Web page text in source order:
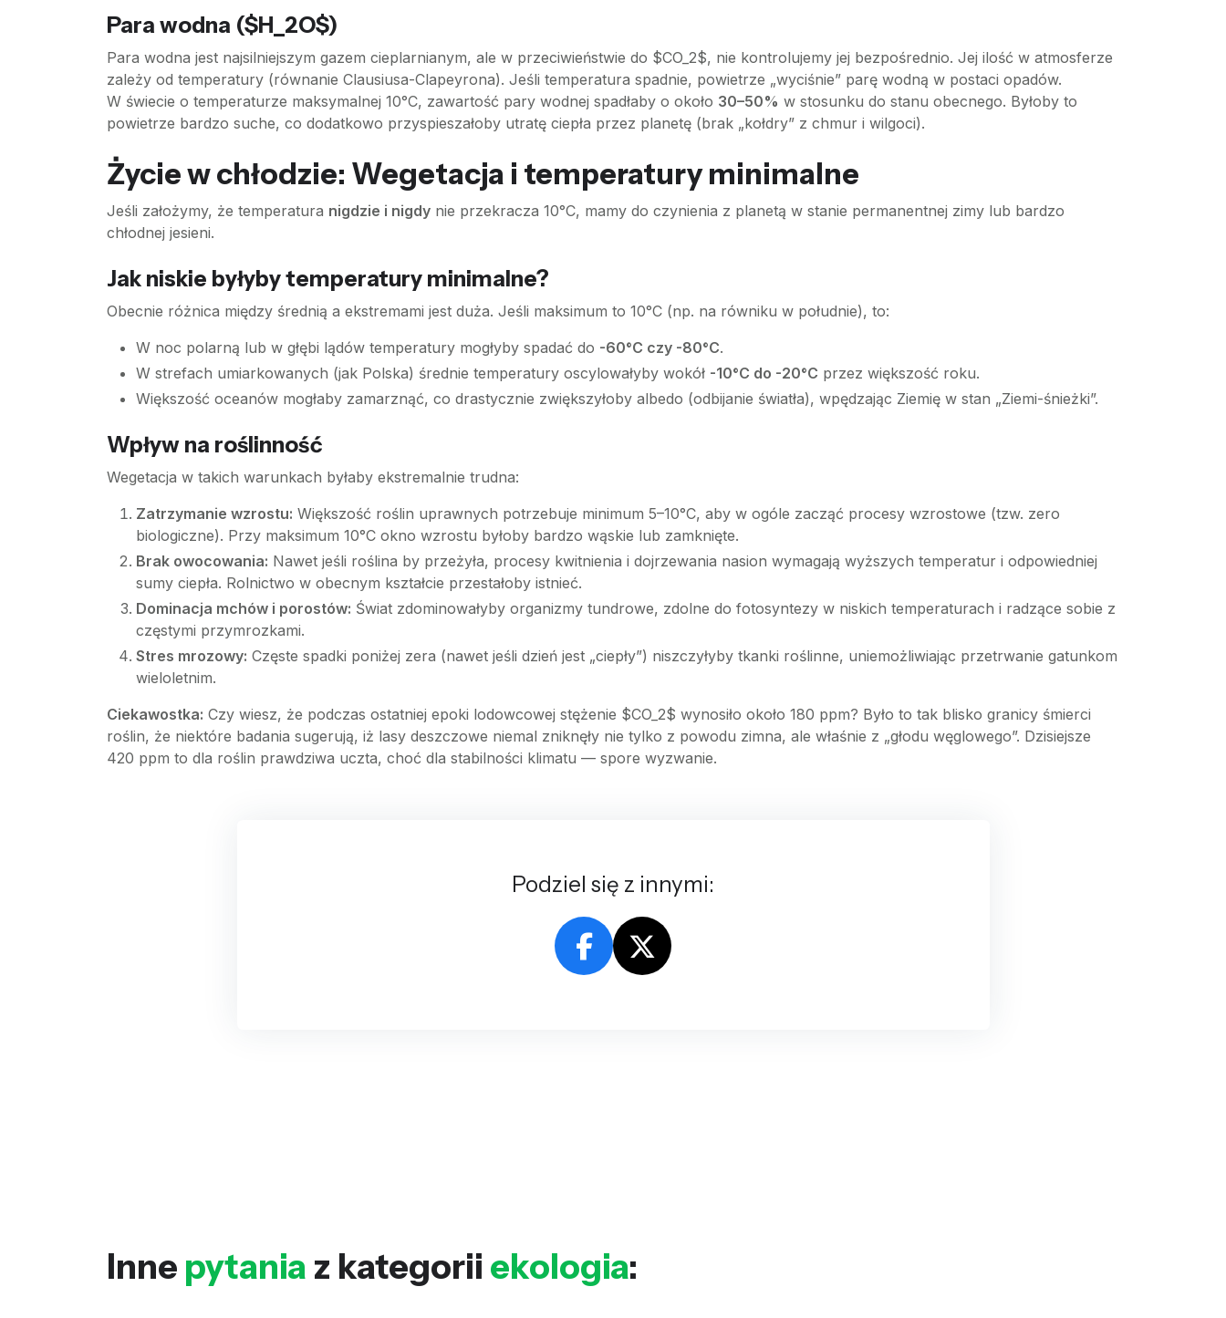
Para wodna ($H_2O$)
Para wodna jest najsilniejszym gazem cieplarnianym, ale w przeciwieństwie do $CO_2$, nie kontrolujemy jej bezpośrednio. Jej ilość w atmosferze
zależy od temperatury (równanie Clausiusa-Clapeyrona). Jeśli temperatura spadnie, powietrze „wyciśnie” parę wodną w postaci opadów.
W świecie o temperaturze maksymalnej 10°C, zawartość pary wodnej spadłaby o około 30–50% w stosunku do stanu obecnego. Byłoby to
powietrze bardzo suche, co dodatkowo przyspieszałoby utratę ciepła przez planetę (brak „kołdry” z chmur i wilgoci).
Życie w chłodzie: Wegetacja i temperatury minimalne
Jeśli założymy, że temperatura nigdzie i nigdy nie przekracza 10°C, mamy do czynienia z planetą w stanie permanentnej zimy lub bardzo
chłodnej jesieni.
Jak niskie byłyby temperatury minimalne?
Obecnie różnica między średnią a ekstremami jest duża. Jeśli maksimum to 10°C (np. na równiku w południe), to:
W noc polarną lub w głębi lądów temperatury mogłyby spadać do -60°C czy -80°C.
W strefach umiarkowanych (jak Polska) średnie temperatury oscylowałyby wokół -10°C do -20°C przez większość roku.
Większość oceanów mogłaby zamarznąć, co drastycznie zwiększyłoby albedo (odbijanie światła), wpędzając Ziemię w stan „Ziemi-śnieżki”.
Wpływ na roślinność
Wegetacja w takich warunkach byłaby ekstremalnie trudna:
Zatrzymanie wzrostu: Większość roślin uprawnych potrzebuje minimum 5–10°C, aby w ogóle zacząć procesy wzrostowe (tzw. zero
biologiczne). Przy maksimum 10°C okno wzrostu byłoby bardzo wąskie lub zamknięte.
Brak owocowania: Nawet jeśli roślina by przeżyła, procesy kwitnienia i dojrzewania nasion wymagają wyższych temperatur i odpowiedniej
sumy ciepła. Rolnictwo w obecnym kształcie przestałoby istnieć.
Dominacja mchów i porostów: Świat zdominowałyby organizmy tundrowe, zdolne do fotosyntezy w niskich temperaturach i radzące sobie z
częstymi przymrozkami.
Stres mrozowy: Częste spadki poniżej zera (nawet jeśli dzień jest „ciepły”) niszczyłyby tkanki roślinne, uniemożliwiając przetrwanie gatunkom
wieloletnim.
Ciekawostka: Czy wiesz, że podczas ostatniej epoki lodowcowej stężenie $CO_2$ wynosiło około 180 ppm? Było to tak blisko granicy śmierci
roślin, że niektóre badania sugerują, iż lasy deszczowe niemal zniknęły nie tylko z powodu zimna, ale właśnie z „głodu węglowego”. Dzisiejsze
420 ppm to dla roślin prawdziwa uczta, choć dla stabilności klimatu — spore wyzwanie.
Podziel się z innymi:
Inne pytania z kategorii ekologia: